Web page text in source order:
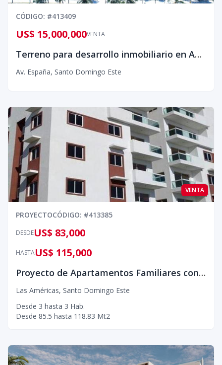
CÓDIGO: #413409
VENTA
US$ 15,000,000
Terreno para desarrollo inmobiliario en Av. España, Brisas del Mar, Santo Domingo Este
Av. España, Santo Domingo Este
VENTA
PROYECTOCÓDIGO: #413385
DESDEUS$ 83,000
HASTAUS$ 115,000
Proyecto de Apartamentos Familiares con Seguridad 24/7 y Excelente Ubicación
Las Américas, Santo Domingo Este
Desde 3 hasta 3 Hab.
Desde 85.5 hasta 118.83 Mt2